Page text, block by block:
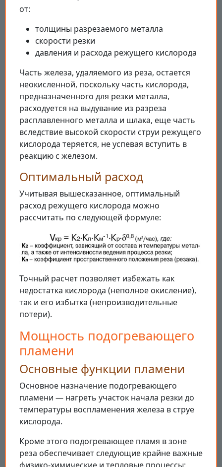
от:
толщины разрезаемого металла
скорости резки
давления и расхода режущего кислорода
Часть железа, удаляемого из реза, остается
неокисленной, поскольку часть кислорода,
предназначенного для резки металла,
расходуется на выдувание из разреза
расплавленного металла и шлака, еще часть
вследствие высокой скорости струи режущего
кислорода теряется, не успевая вступить в
реакцию с железом.
Оптимальный расход
Учитывая вышесказанное, оптимальный
расход режущего кислорода можно
рассчитать по следующей формуле:
Точный расчет позволяет избежать как
недостатка кислорода (неполное окисление),
так и его избытка (непроизводительные
потери).
Мощность подогревающего
пламени
Основные функции пламени
Основное назначение подогревающего
пламени — нагреть участок начала резки до
температуры воспламенения железа в струе
кислорода.
Кроме этого подогревающее пламя в зоне
реза обеспечивает следующие крайне важные